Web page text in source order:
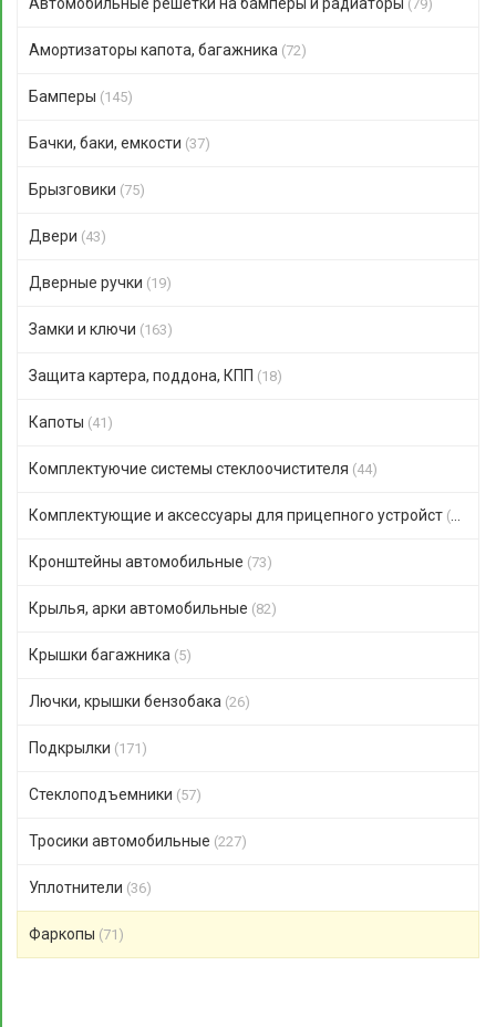
(79)
Амортизаторы капота, багажника (72)
Бамперы (145)
Бачки, баки, емкости (37)
Брызговики (75)
Двери (43)
Дверные ручки (19)
Замки и ключи (163)
Защита картера, поддона, КПП (18)
Капоты (41)
Комплектуючие системы стеклоочистителя (44)
Комплектующие и аксессуары для прицепного устройст (47)
Кронштейны автомобильные (73)
Крылья, арки автомобильные (82)
Крышки багажника (5)
Лючки, крышки бензобака (26)
Подкрылки (171)
Стеклоподъемники (57)
Тросики автомобильные (227)
Уплотнители (36)
Фаркопы (71)